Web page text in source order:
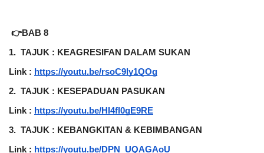
👉BAB 8
1. TAJUK : KEAGRESIFAN DALAM SUKAN
Link : https://youtu.be/rsoC9ly1QOg
2. TAJUK : KESEPADUAN PASUKAN
Link : https://youtu.be/HI4fl0gE9RE
3. TAJUK : KEBANGKITAN & KEBIMBANGAN
Link : https://youtu.be/DPN_UQAGAoU